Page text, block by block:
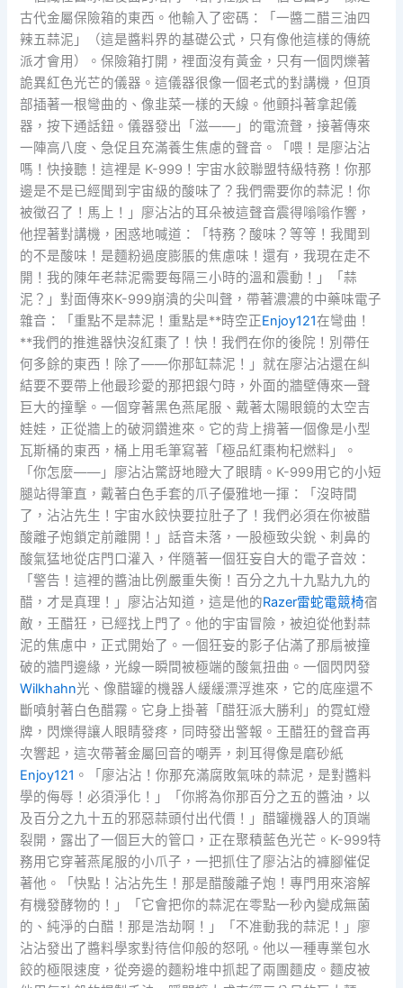
古代金屬保險箱的東西。他輸入了密碼：「一醬二醋三油四
辣五蒜泥」（這是醬料界的基礎公式，只有像他這樣的傳統
派才會用）。保險箱打開，裡面沒有黃金，只有一個閃爍著
詭異紅色光芒的儀器。這儀器很像一個老式的對講機，但頂
部插著一根彎曲的、像韭菜一樣的天線。他顫抖著拿起儀
器，按下通話鈕。儀器發出「滋——」的電流聲，接著傳來
一陣高八度、急促且充滿養生焦慮的聲音。「喂！是廖沾沾
嗎！快接聽！這裡是 K-999！宇宙水餃聯盟特級特務！你那
邊是不是已經聞到宇宙級的酸味了？我們需要你的蒜泥！你
被徵召了！馬上！」廖沾沾的耳朵被這聲音震得嗡嗡作響，
他捏著對講機，困惑地喊道：「特務？酸味？等等！我聞到
的不是酸味！是麵粉過度膨脹的焦慮味！還有，我現在走不
開！我的陳年老蒜泥需要每隔三小時的溫和震動！」「蒜
泥？」對面傳來K-999崩潰的尖叫聲，帶著濃濃的中藥味電子
雜音：「重點不是蒜泥！重點是**時空正Enjoy121在彎曲！
**我們的推進器快沒紅棗了！快！我們在你的後院！別帶任
何多餘的東西！除了——你那缸蒜泥！」就在廖沾沾還在糾
結要不要帶上他最珍愛的那把銀勺時，外面的牆壁傳來一聲
巨大的撞擊。一個穿著黑色燕尾服、戴著太陽眼鏡的太空吉
娃娃，正從牆上的破洞鑽進來。它的背上揹著一個像是小型
瓦斯桶的東西，桶上用毛筆寫著「極品紅棗枸杞燃料」。
「你怎麼——」廖沾沾驚訝地瞪大了眼睛。K-999用它的小短
腿站得筆直，戴著白色手套的爪子優雅地一揮：「沒時間
了，沾沾先生！宇宙水餃快要拉肚子了！我們必須在你被醋
酸離子炮鎖定前離開！」話音未落，一股極致尖銳、刺鼻的
酸氣猛地從店門口灌入，伴隨著一個狂妄自大的電子音效：
「警告！這裡的醬油比例嚴重失衡！百分之九十九點九九的
醋，才是真理！」廖沾沾知道，這是他的Razer雷蛇電競椅宿
敵，王醋狂，已經找上門了。他的宇宙冒險，被迫從他對蒜
泥的焦慮中，正式開始了。一個狂妄的影子佔滿了那扇被撞
破的牆門邊緣，光線一瞬間被極端的酸氣扭曲。一個閃閃發
Wilkhahn光、像醋罐的機器人緩緩漂浮進來，它的底座還不
斷噴射著白色醋霧。它身上掛著「醋狂派大勝利」的霓虹燈
牌，閃爍得讓人眼睛發疼，同時發出警報。王醋狂的聲音再
次響起，這次帶著金屬回音的嘲弄，刺耳得像是磨砂紙
Enjoy121 。「廖沾沾！你那充滿腐敗氣味的蒜泥，是對醬料
學的侮辱！必須淨化！」「你將為你那百分之五的醬油，以
及百分之九十五的邪惡蒜頭付出代價！」醋罐機器人的頂端
裂開，露出了一個巨大的管口，正在聚積藍色光芒。K-999特
務用它穿著燕尾服的小爪子，一把抓住了廖沾沾的褲腳催促
著他。「快點！沾沾先生！那是醋酸離子炮！專門用來溶解
有機發酵物的！」「它會把你的蒜泥在零點一秒內變成無菌
的、純淨的白醋！那是浩劫啊！」「不准動我的蒜泥！」廖
沾沾發出了醬料學家對待信仰般的怒吼。他以一種專業包水
餃的極限速度，從旁邊的麵粉堆中抓起了兩團麵皮。麵皮被